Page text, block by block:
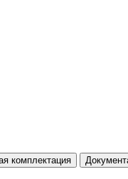
комплектация